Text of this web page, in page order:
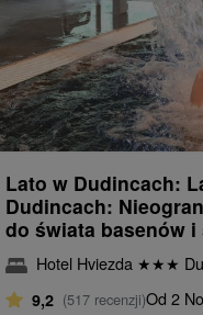
Lato w Dudincach:
Dudincach:
do świata basenów i
Hotel Hviezda ★★★
9,2 (517 recenzji)Od 2